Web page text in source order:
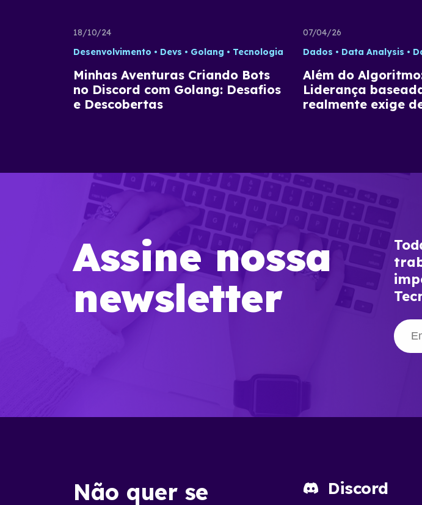
18/10/24
Desenvolvimento
Devs Golang Tecnologia
Minhas Aventuras Criando Bots
no Discord com Golang: Desafios
e Descobertas
07/04/26
Dados
Data Analysis
Além do
Liderança
realmente exige
Assine nossa
newsletter
Não quer se Discord